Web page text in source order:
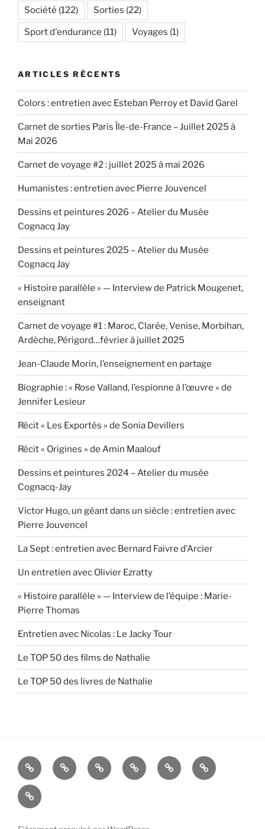
Société (122) Sorties (22)
Sport d'endurance (11) Voyages (1)
ARTICLES RÉCENTS
Colors : entretien avec Esteban Perroy et David Garel
Carnet de sorties Paris Île-de-France – Juillet 2025 à
Mai 2026
Carnet de voyage #2 : juillet 2025 à mai 2026
Humanistes : entretien avec Pierre Jouvencel
Dessins et peintures 2026 – Atelier du Musée
Cognacq Jay
Dessins et peintures 2025 – Atelier du Musée
Cognacq Jay
« Histoire parallèle » — Interview de Patrick Mougenet,
enseignant
Carnet de voyage #1 : Maroc, Clarée, Venise, Morbihan,
Ardèche, Périgord…février à juillet 2025
Jean-Claude Morin, l’enseignement en partage
Biographie : « Rose Valland, l’espionne à l’œuvre » de
Jennifer Lesieur
Récit « Les Exportés » de Sonia Devillers
Récit « Origines » de Amin Maalouf
Dessins et peintures 2024 – Atelier du musée
Cognacq-Jay
Victor Hugo, un géant dans un siècle : entretien avec
Pierre Jouvencel
La Sept : entretien avec Bernard Faivre d’Arcier
Un entretien avec Olivier Ezratty
« Histoire parallèle » — Interview de l’équipe : Marie-
Pierre Thomas
Entretien avec Nicolas : Le Jacky Tour
Le TOP 50 des films de Nathalie
Le TOP 50 des livres de Nathalie
Accueil Blog
Godefroy
Blog
Ariane
Blog
Nathalie
Blog
Lucille
Contact
[RSS]